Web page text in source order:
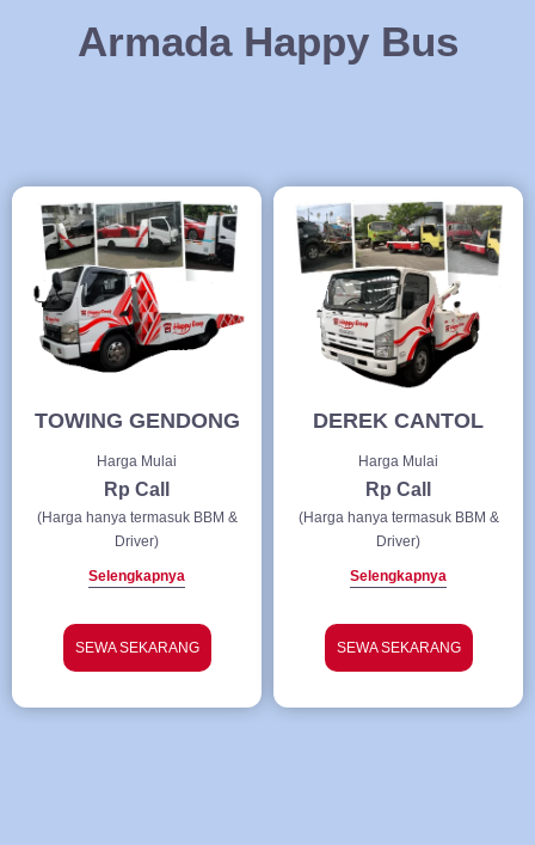
Armada Happy Bus
TOWING GENDONG
Harga Mulai
Rp Call
(Harga hanya termasuk BBM &
Driver)
Selengkapnya
SEWA SEKARANG
DEREK CANTOL
Harga Mulai
Rp Call
(Harga hanya termasuk BBM &
Driver)
Selengkapnya
SEWA SEKARANG